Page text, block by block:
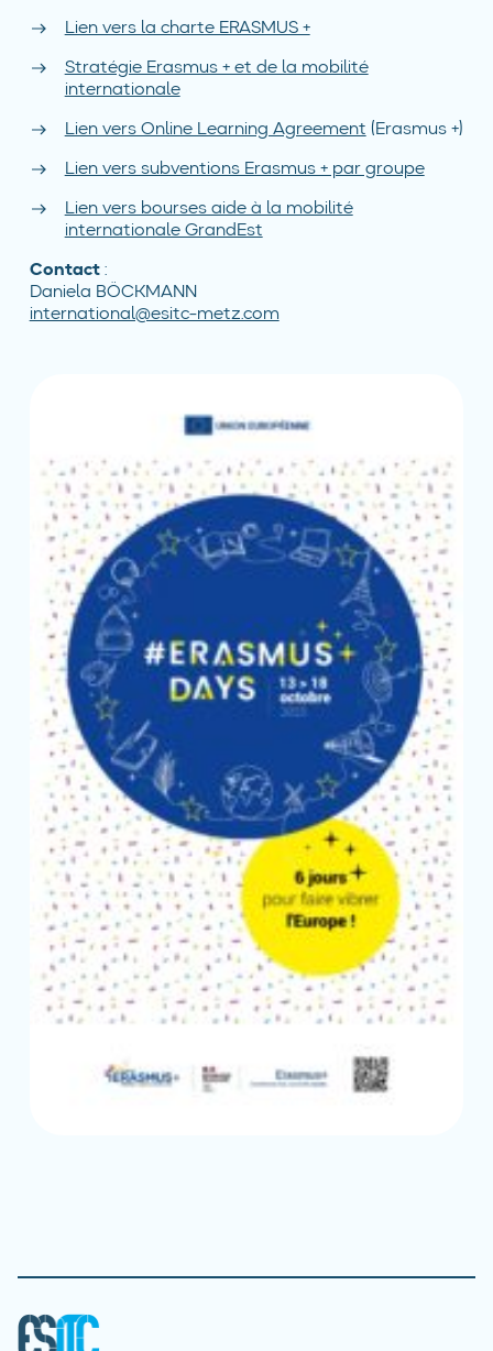
Lien vers la charte ERASMUS +
Stratégie Erasmus + et de la mobilité
internationale
Lien vers Online Learning Agreement (Erasmus +)
Lien vers subventions Erasmus + par groupe
Lien vers bourses aide à la mobilité
internationale GrandEst
Contact:
Daniela BÖCKMANN
international@esitc-metz.com